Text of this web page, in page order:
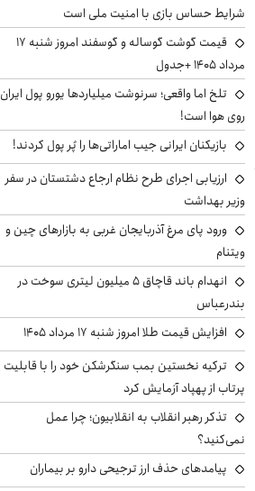
شرایط حساس بازی با امنیت ملی است
قیمت گوشت گوساله و گوسفند امروز شنبه ۱۷
مرداد ۱۴۰۵ +جدول
تلخ اما واقعی؛ سرنوشت میلیاردها یورو پول ایران
روی هوا است!
بازیکنان ایرانی جیب اماراتی‌ها را پُر پول کردند!
ارزیابی اجرای طرح نظام ارجاع دشتستان در سفر
وزیر بهداشت
ورود پای مرغ آذربایجان غربی به بازارهای چین و
ویتنام
انهدام باند قاچاق ۵ میلیون لیتری سوخت در
بندرعباس
افزایش قیمت طلا امروز شنبه ۱۷ مرداد ۱۴۰۵
ترکیه نخستین بمب سنگرشکن خود را با قابلیت
پرتاب از پهپاد آزمایش کرد
تذکر رهبر انقلاب به انقلابیون؛ چرا عمل
نمی‌کنید؟
پیامدهای حذف ارز ترجیحی دارو بر بیماران